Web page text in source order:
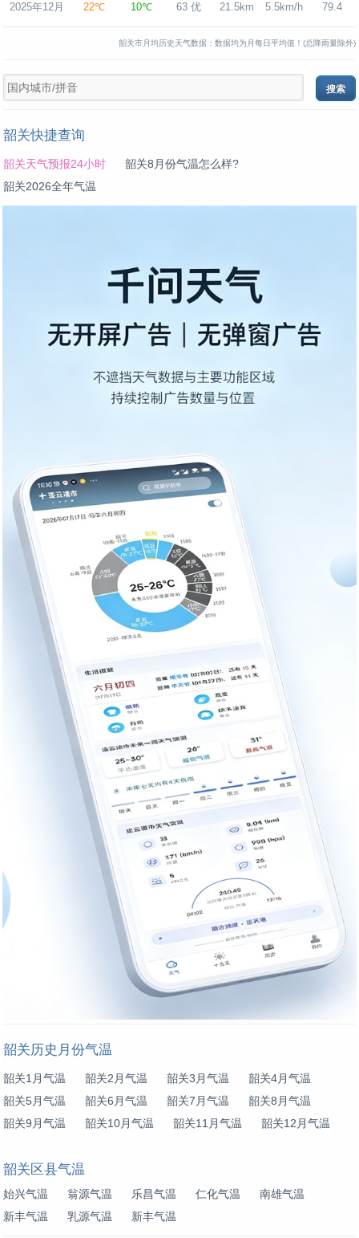
2025年12月 22℃ 10℃ 63 优 21.5km 5.5km/h 79.4
韶关市月均历史天气数据：数据均为月每日平均值！(总降雨量除外)
韶关快捷查询
韶关天气预报24小时
韶关8月份气温怎么样?
韶关2026全年气温
韶关历史月份气温
韶关1月气温 韶关2月气温 韶关3月气温
韶关4月气温
韶关5月气温
韶关6月气温 韶关7月气温
韶关8月气温
韶关9月气温
韶关10月气温 韶关11月气温 韶关12月气温
韶关区县气温
始兴气温 翁源气温 乐昌气温 仁化气温
南雄气温
新丰气温
乳源气温 新丰气温